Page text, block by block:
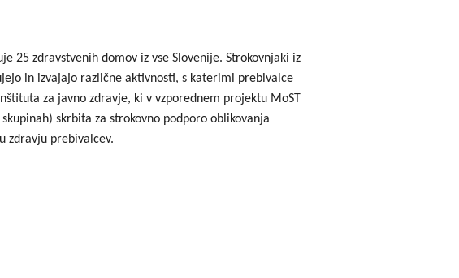
Kohezija do 2013
25 zdravstvenih domov iz vse Slovenije. Strokovnjaki iz
in izvajajo različne aktivnosti, s katerimi prebivalce
za javno zdravje, ki v vzporednem projektu MoST
skrbita za strokovno podporo oblikovanja
zdravju prebivalcev.